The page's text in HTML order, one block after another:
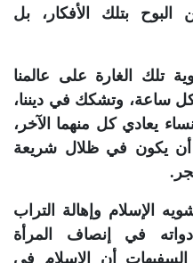
بتلك الأفكار، بل
تلك الغارة على عالمنا
كل ساعة، وتشكك في ديننا،
يعادي كل منهما الآخر،
أن يكون في ظلال شريعة
الإسلام وإهالة التراب
في إنصاف المرأة
أن الإسلام في